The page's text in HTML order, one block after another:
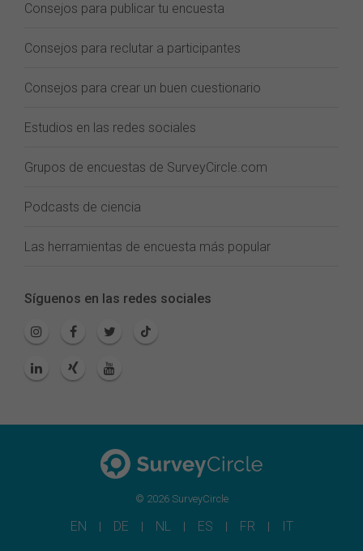
Consejos para publicar tu encuesta
Consejos para reclutar a participantes
Consejos para crear un buen cuestionario
Estudios en las redes sociales
Grupos de encuestas de SurveyCircle.com
Podcasts de ciencia
Las herramientas de encuesta más popular
Síguenos en las redes sociales
© 2026 SurveyCircle
EN DE NL ES FR IT